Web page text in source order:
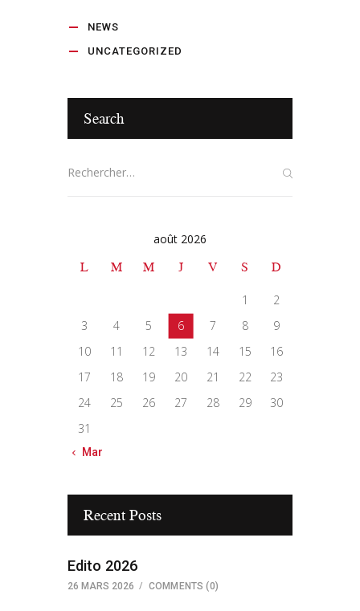
NEWS
UNCATEGORIZED
Search
août 2026
L M M J V S D
1
2
3
4 5 6 7 8
9
10
11 12 13 14 15
16
17
18 19 20 21 22
23
24
25 26 27 28 29
30
31
« Mar
Recent Posts
Edito 2026
26 MARS 2026 COMMENTS (0)